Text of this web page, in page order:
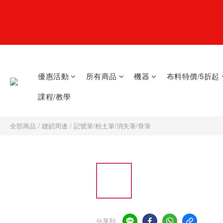
優惠活動 所有商品 機器
布料特價/5折起
課程/教學
全部商品 / 縫紉周邊 / 記號筆/粉土筆/消失筆/骨筆
分享到